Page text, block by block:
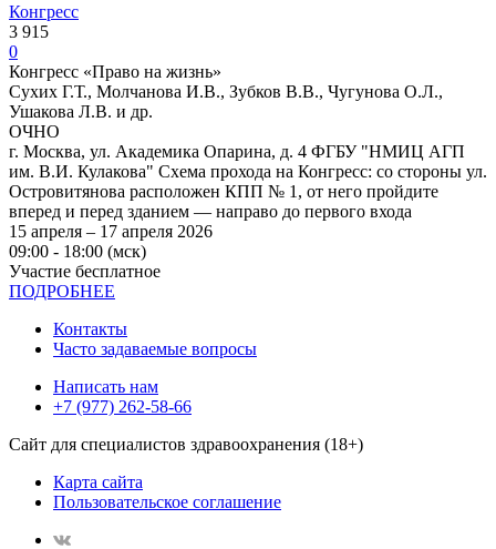
Конгресс
3 915
0
Конгресс «Право на жизнь»
Сухих Г.Т., Молчанова И.В., Зубков В.В., Чугунова О.Л.,
Ушакова Л.В. и др.
ОЧНО
г. Москва, ул. Академика Опарина, д. 4 ФГБУ "НМИЦ АГП
им. В.И. Кулакова" Схема прохода на Конгресс: со стороны ул.
Островитянова расположен КПП № 1, от него пройдите
вперед и перед зданием — направо до первого входа
15 апреля – 17 апреля 2026
09:00 - 18:00 (мск)
Участие бесплатное
ПОДРОБНЕЕ
Контакты
Часто задаваемые вопросы
Написать нам
+7 (977) 262-58-66
Сайт для специалистов здравоохранения (18+)
Карта сайта
Пользовательское соглашение